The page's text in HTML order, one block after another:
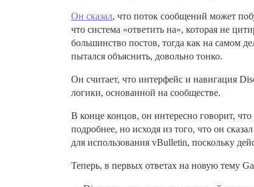
Он сказал, что поток сообщений может
что система «ответить на», которая не
большинство постов, тогда как на самом
пытался объяснить, довольно тонко.
Он считает, что интерфейс и навигация
логики, основанной на сообществе.
В конце концов, он интересно говорит,
подробнее, но исходя из того, что он
для использования vBulletin, поскольку
Теперь, в первых ответах на новую тему